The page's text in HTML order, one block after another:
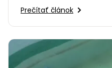
Prečítať článok